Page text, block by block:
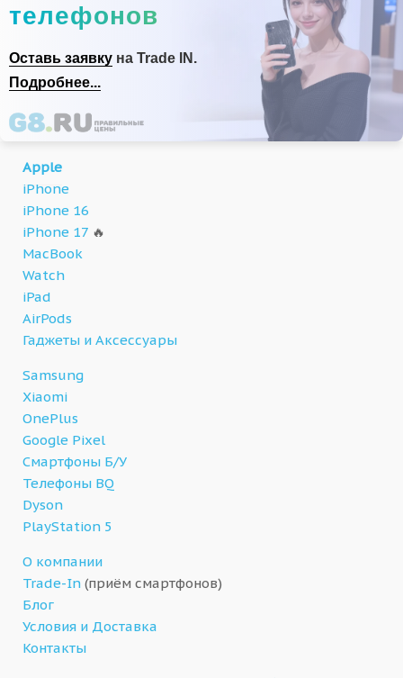
телефонов
Оставь заявку на Trade IN.
Подробнее...
Apple
iPhone
iPhone 16
iPhone 17 🔥
MacBook
Watch
iPad
AirPods
Гаджеты и Аксессуары
Samsung
Xiaomi
OnePlus
Google Pixel
Смартфоны Б/У
Телефоны BQ
Dyson
PlayStation 5
О компании
Trade-In (приём смартфонов)
Блог
Условия и Доставка
Контакты